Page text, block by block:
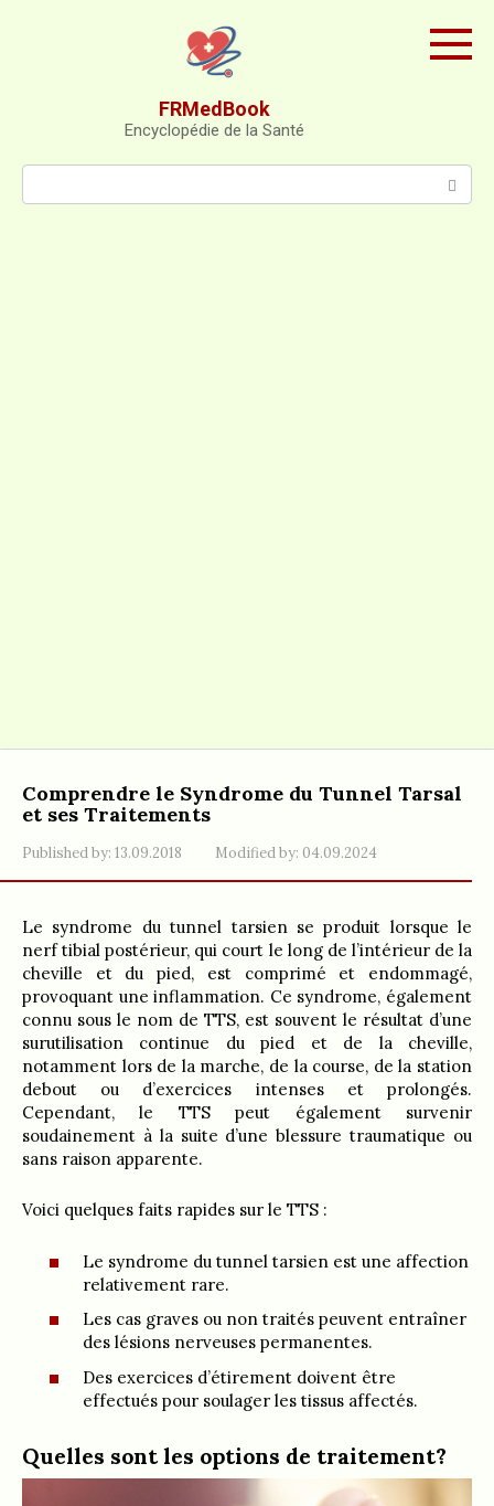
FRMedBook
Encyclopédie de la Santé
Comprendre le Syndrome du Tunnel Tarsal
et ses Traitements
Published by: 13.09.2018 Modified by: 04.09.2024
Le syndrome du tunnel tarsien se produit lorsque le
nerf tibial postérieur, qui court le long de l’intérieur de la
cheville et du pied, est comprimé et endommagé,
provoquant une inflammation. Ce syndrome, également
connu sous le nom de TTS, est souvent le résultat d’une
surutilisation continue du pied et de la cheville,
notamment lors de la marche, de la course, de la station
debout ou d’exercices intenses et prolongés.
Cependant, le TTS peut également survenir
soudainement à la suite d’une blessure traumatique ou
sans raison apparente.
Voici quelques faits rapides sur le TTS :
Le syndrome du tunnel tarsien est une affection
relativement rare.
Les cas graves ou non traités peuvent entraîner
des lésions nerveuses permanentes.
Des exercices d’étirement doivent être
effectués pour soulager les tissus affectés.
Quelles sont les options de traitement?